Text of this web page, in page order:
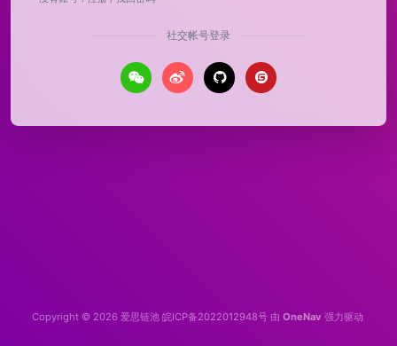
社交帐号登录
Copyright © 2026 爱思链池 皖ICP备2022012948号由 OneNav 强力驱动